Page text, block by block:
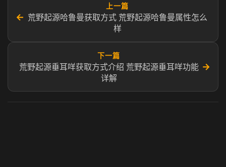
←
上一篇
荒野起源哈鲁曼获取方式 荒野起源哈鲁曼属性怎么
样
下一篇
荒野起源垂耳咩获取方式介绍 荒野起源垂耳咩功能
详解
→